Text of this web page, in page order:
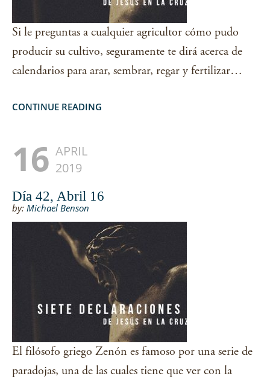
Si le preguntas a cualquier agricultor cómo pudo
producir su cultivo, seguramente te dirá acerca de
calendarios para arar, sembrar, regar y fertilizar…
CONTINUE READING
16 APRIL
2019
Día 42, Abril 16
by: Michael Benson
El filósofo griego Zenón es famoso por una serie de
paradojas, una de las cuales tiene que ver con la